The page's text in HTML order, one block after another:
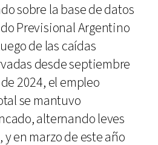
sobre la base de datos
Previsional Argentino
de las caídas
desde septiembre
2024, el empleo
se mantuvo
alternando leves
en marzo de este año